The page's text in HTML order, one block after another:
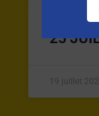
25
19 juillet